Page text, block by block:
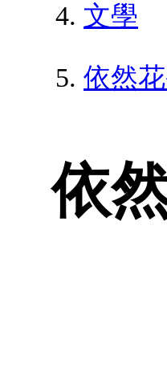
文學
依然
依